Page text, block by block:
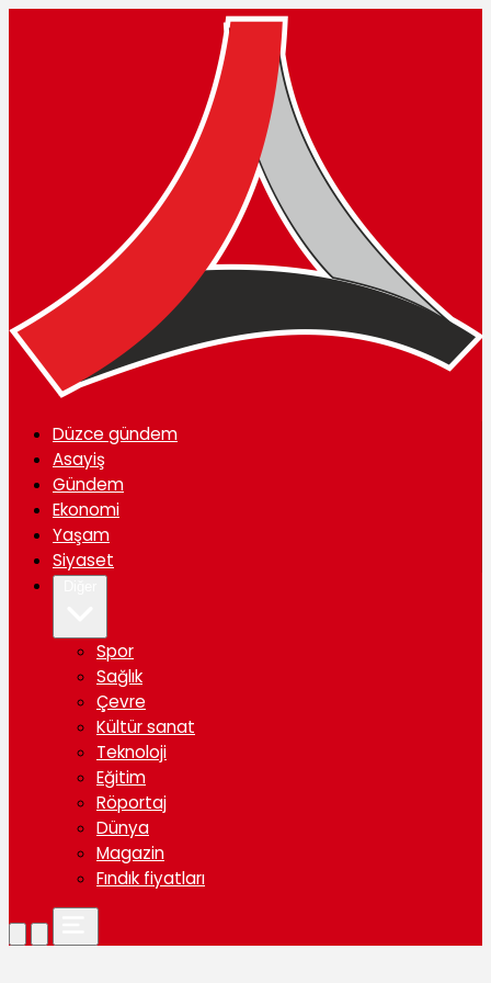
Düzce gündem
Asayiş
Gündem
Ekonomi
Yaşam
Siyaset
Spor
Sağlık
Çevre
Kültür sanat
Teknoloji
Eğitim
Röportaj
Dünya
Magazin
Fındık fiyatları